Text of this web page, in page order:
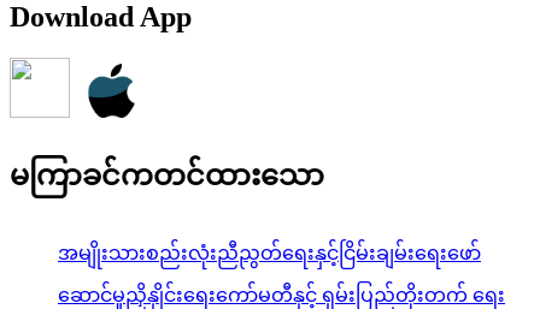
Download App
မကြာခင်ကတင်ထားသော
အမျိုးသားစည်းလုံးညီညွတ်ရေးနှင့်ငြိမ်းချမ်းရေးဖော်
ဆောင်မှုညှိနှိုင်းရေးကော်မတီနှင့် ရှမ်းပြည်တိုးတက် ရေး